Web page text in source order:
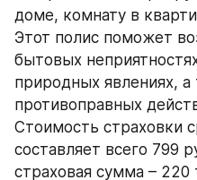
доме, комнату в
Этот полис поможет
бытовых
природных явлениях, а
противоправных
Стоимость страховки
составляет всего 799
страховая сумма – 220